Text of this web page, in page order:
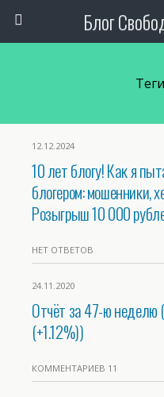
Блог
12.12.2024
10 лет блогу! Как я
блогером: мошенники,
Розыгрыш 10 000
НЕТ ОТВЕТОВ
24.11.2020
Отчёт за 47-ю неделю
(+1.12%))
КОММЕНТАРИЕВ 11